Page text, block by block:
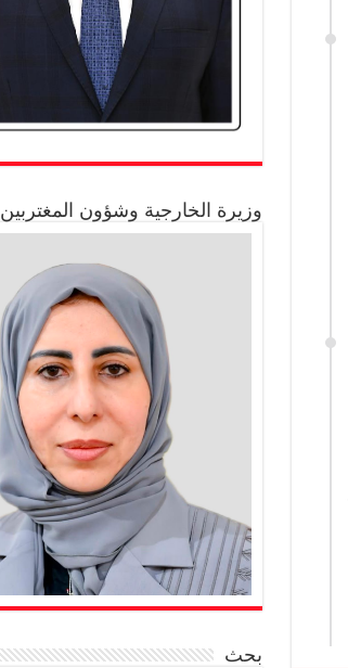
وزيرة الخارجية وشؤون المغتربين
بحث